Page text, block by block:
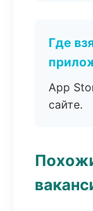
Где
App
сайте.